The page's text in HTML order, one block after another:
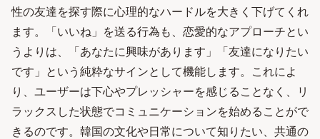
性の友達を探す際に心理的なハードルを大きく下げてくれ
ます。「いいね」を送る行為も、恋愛的なアプローチとい
うよりは、「あなたに興味があります」「友達になりたい
です」という純粋なサインとして機能します。これによ
り、ユーザーは下心やプレッシャーを感じることなく、リ
ラックスした状態でコミュニケーションを始めることがで
きるのです。韓国の文化や日常について知りたい、共通の